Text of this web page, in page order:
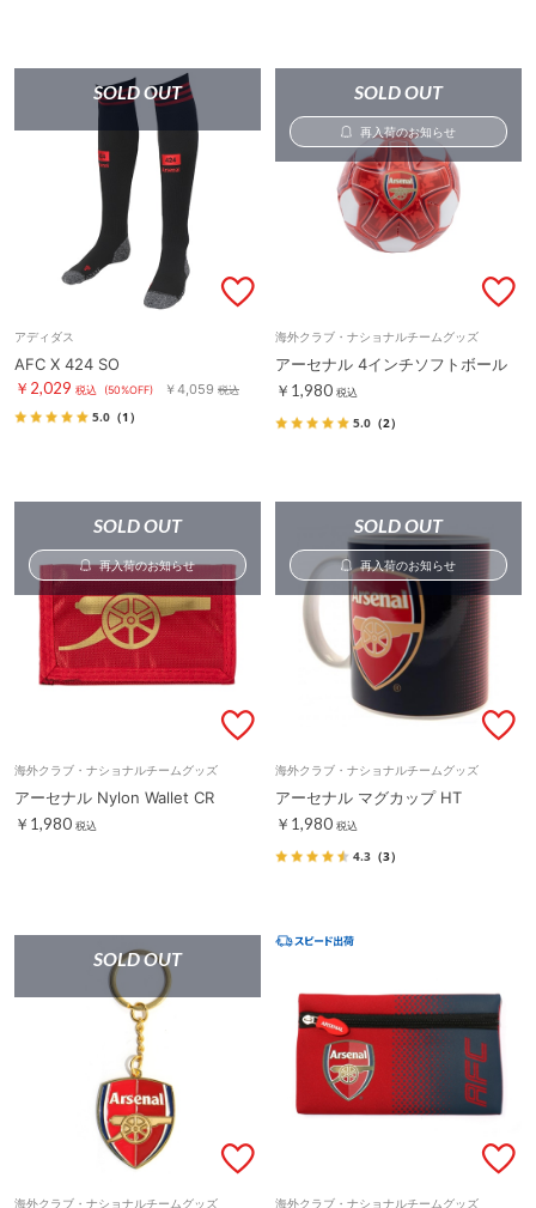
SOLD OUT
アディダス
AFC X 424 SO
￥2,029 税込 (50%OFF) ￥4,059 税込
5.0 （1）
SOLD OUT
再入荷のお知らせ
海外クラブ・ナショナルチームグッズ
アーセナル 4インチソフトボール
￥1,980 税込
5.0 （2）
SOLD OUT
再入荷のお知らせ
海外クラブ・ナショナルチームグッズ
アーセナル Nylon Wallet CR
￥1,980 税込
SOLD OUT
再入荷のお知らせ
海外クラブ・ナショナルチームグッズ
アーセナル マグカップ HT
￥1,980 税込
4.3 （3）
SOLD OUT
海外クラブ・ナショナルチームグッズ 海外クラブ・ナショナルチームグッズ